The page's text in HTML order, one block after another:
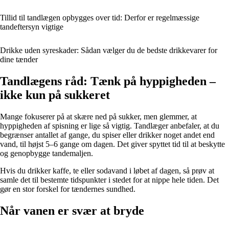
Tillid til tandlægen opbygges over tid: Derfor er regelmæssige
tandeftersyn vigtige
Drikke uden syreskader: Sådan vælger du de bedste drikkevarer for
dine tænder
Tandlægens råd: Tænk på hyppigheden –
ikke kun på sukkeret
Mange fokuserer på at skære ned på sukker, men glemmer, at
hyppigheden af spisning er lige så vigtig. Tandlæger anbefaler, at du
begrænser antallet af gange, du spiser eller drikker noget andet end
vand, til højst 5–6 gange om dagen. Det giver spyttet tid til at beskytte
og genopbygge tandemaljen.
Hvis du drikker kaffe, te eller sodavand i løbet af dagen, så prøv at
samle det til bestemte tidspunkter i stedet for at nippe hele tiden. Det
gør en stor forskel for tændernes sundhed.
Når vanen er svær at bryde